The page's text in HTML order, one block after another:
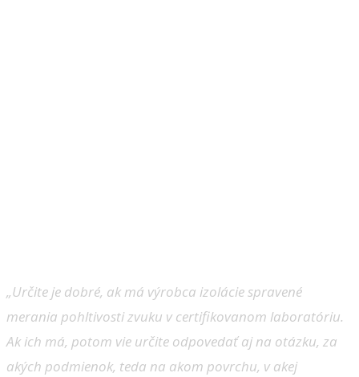
„Určite je dobré, ak má výrobca izolácie spravené
merania pohltivosti zvuku v certifikovanom laboratóriu.
Ak ich má, potom vie určite odpovedať aj na otázku, za
akých podmienok, teda na akom povrchu, v akej